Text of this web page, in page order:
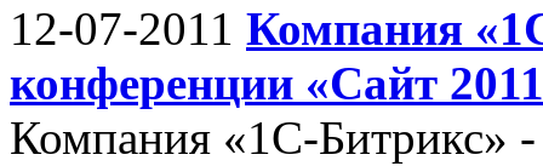
12-07-2011 Компания
конференции «Сайт
Компания «1С-Битрикс» -